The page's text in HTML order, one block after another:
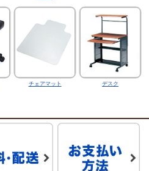
チェアマット デスク